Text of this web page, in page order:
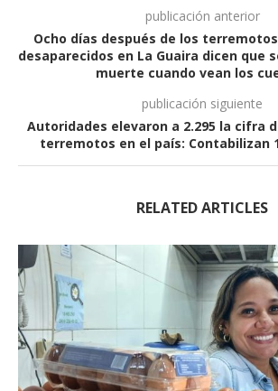
publicación anterior
Ocho días después de los
desaparecidos en La Guaira dicen que
muerte cuando vean los
publicación siguiente
Autoridades elevaron a 2.295 la cifra
terremotos en el país: Contabilizan
RELATED ARTICLES